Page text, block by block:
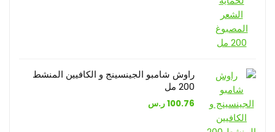
راوش شامبو الجينسينج و الكافيين المنشط
200 مل
100.76ر.س